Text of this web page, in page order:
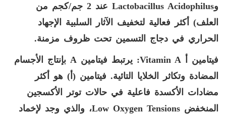
وLactobacillus Acidophilus
عند 2 جم/كجم من
العلف) أكثر فعالية لتخفيف الآثار السلبية الإجهاد
الحراري في دجاج التسمين تحت ظروف مزمنة.
فيتامين أ Vitamin A: يرتبط فيتامين A بإنتاج الأجسام
المضادة وتكاثر الخلايا التائية. فيتامين (أ) هو أكثر
مضادات الأكسدة فاعلية في حالات توتر الأكسجين
المنخفض Low Oxygen Tensions، والذي وجد لإخماد